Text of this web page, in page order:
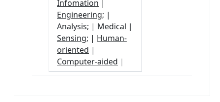
Infomation |
Engineering; |
Analysis; | Medical |
Sensing; | Human-
oriented |
Computer-aided |